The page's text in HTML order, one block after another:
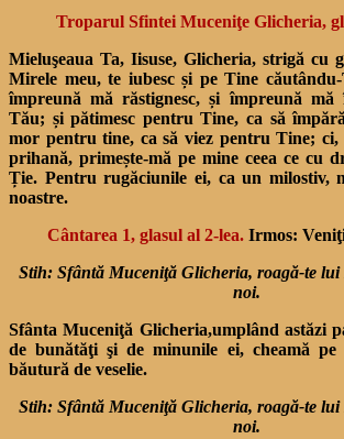
Troparul Sfintei Muceniţe Glicheria,
Mieluşeaua Ta, Iisuse, Glicheria, strigă cu
Mirele meu, te iubesc și pe Tine
împreună mă răstignesc, și împreună
Tău; și pătimesc pentru Tine, ca să
mor pentru tine, ca să viez pentru Tine;
prihană, primește-mă pe mine ceea ce cu
Ție. Pentru rugăciunile ei, ca un milostiv,
noastre.
Cântarea 1, glasul al 2-lea.Irmos:
Stih: Sfântă Muceniţă Glicheria, roagă-te lui
noi.
Sfânta Muceniţă Glicheria,umplând astăzi
de bunătăţi şi de minunile ei, cheamă pe
băutură de veselie.
Stih: Sfântă Muceniţă Glicheria, roagă-te lui
noi.